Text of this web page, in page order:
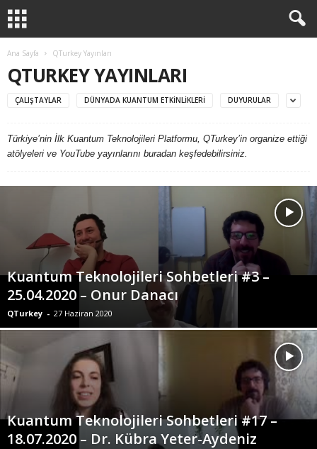
Ana Sayfa QTurkey Yayınları
QTURKEY YAYINLARI
ÇALIŞTAYLAR DÜNYADA KUANTUM ETKINLIKLERI DUYURULAR
Türkiye’nin İlk Kuantum Teknolojileri Platformu, QTurkey’in organize ettiği
atölyeleri ve YouTube yayınlarını buradan keşfedebilirsiniz.
Kuantum Teknolojileri Sohbetleri #3 –
25.04.2020 – Onur Danacı
QTurkey - 27 Haziran 2020
Kuantum Teknolojileri Sohbetleri #17 –
18.07.2020 – Dr. Kübra Yeter-Aydeniz